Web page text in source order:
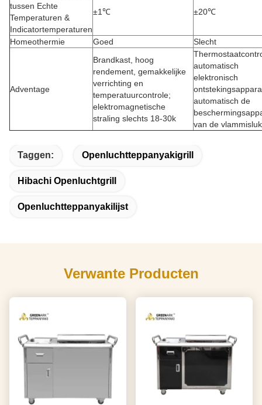
tussen Echte
Temperaturen &
Indicatortemperaturen
±1℃ ±20℃
Homeothermie Goed Slecht
Adventage
Brandkast, hoog
rendement, gemakkelijke
verrichting en
temperatuurcontrole;
elektromagnetische
straling slechts 18-30k
automatisch
elektronisch
automatisch de
van de
Taggen: Openluchtteppanyakigrill
Hibachi Openluchtgrill
Openluchtteppanyakilijst
Verwante Producten